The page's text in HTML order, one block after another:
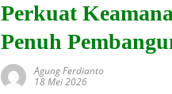
Perkuat
Penuh
Agung Ferdianto
18 Mei 2026